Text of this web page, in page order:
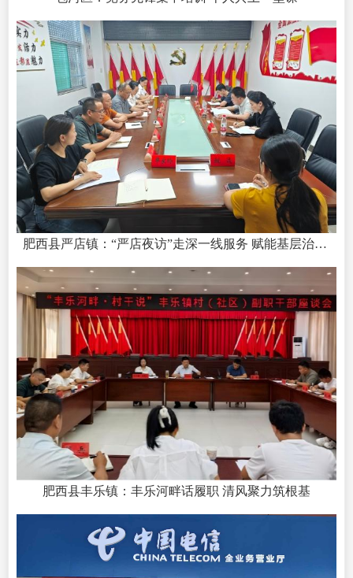
肥西县严店镇：“严店夜访”走深一线服务 赋能基层治理提质增效
肥西县丰乐镇：丰乐河畔话履职 清风聚力筑根基